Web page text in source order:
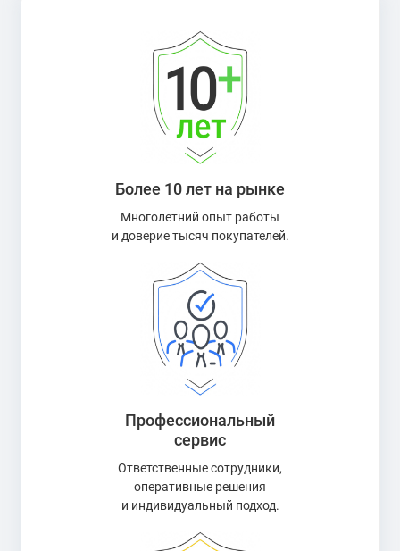
Более 10 лет на рынке
Многолетний опыт работы
и доверие тысяч покупателей.
Профессиональный
сервис
Ответственные сотрудники,
оперативные решения
и индивидуальный подход.